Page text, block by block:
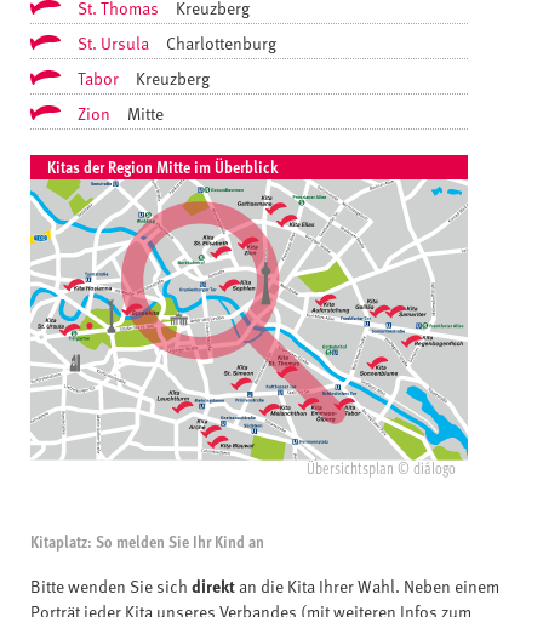
St. Thomas
Kreuzberg
St. Ursula
Charlottenburg
Tabor
Kreuzberg
Zion
Mitte
Kitas der Region Mitte im Überblick
Übersichtsplan © diálogo
Kitaplatz: So melden Sie Ihr Kind an
Bitte wenden Sie sich direkt an die Kita Ihrer Wahl. Neben einem